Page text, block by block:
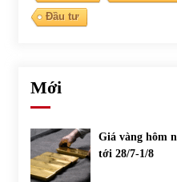
Đầu tư
Mới
Giá vàng hôm
tới 28/7-1/8